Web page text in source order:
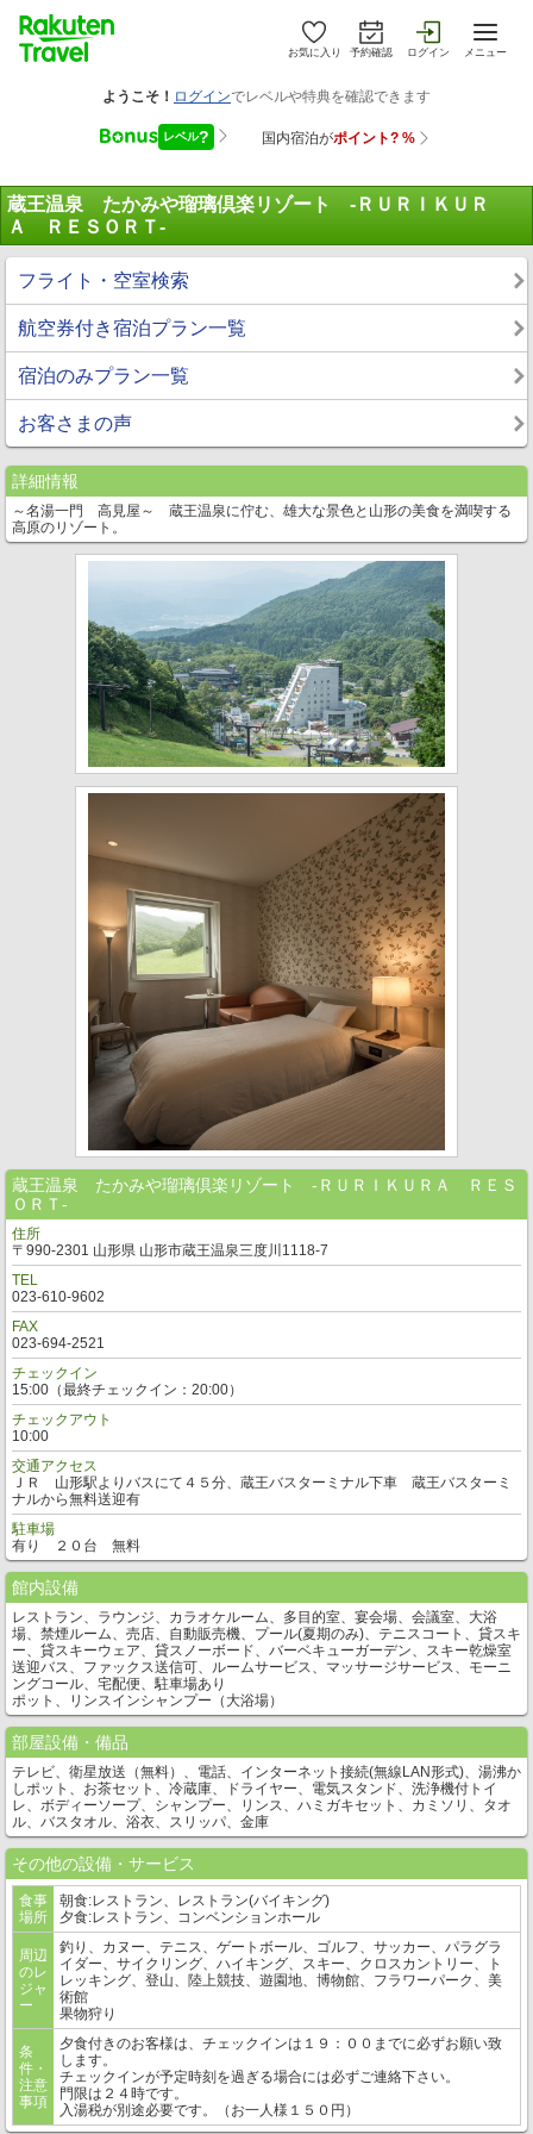
お気に入り 予約確認 ログイン メニュー
蔵王温泉 たかみや瑠璃倶楽リゾート ‐ＲＵＲＩＫＵＲ
Ａ ＲＥＳＯＲＴ‐
フライト・空室検索
航空券付き宿泊プラン一覧
宿泊のみプラン一覧
お客さまの声
詳細情報
～名湯一門 高見屋～ 蔵王温泉に佇む、雄大な景色と山形の美食を満喫する
高原のリゾート。
蔵王温泉 たかみや瑠璃倶楽リゾート ‐ＲＵＲＩＫＵＲＡ ＲＥＳ
ＯＲＴ‐
住所
〒990-2301 山形県 山形市蔵王温泉三度川1118-7
TEL
023-610-9602
FAX
023-694-2521
チェックイン
15:00（最終チェックイン：20:00）
チェックアウト
10:00
交通アクセス
ＪＲ 山形駅よりバスにて４５分、蔵王バスターミナル下車 蔵王バスターミ
ナルから無料送迎有
駐車場
有り ２０台 無料
館内設備
レストラン、ラウンジ、カラオケルーム、多目的室、宴会場、会議室、大浴
場、禁煙ルーム、売店、自動販売機、プール(夏期のみ)、テニスコート、貸スキ
ー、貸スキーウェア、貸スノーボード、バーベキューガーデン、スキー乾燥室
送迎バス、ファックス送信可、ルームサービス、マッサージサービス、モーニ
ングコール、宅配便、駐車場あり
ポット、リンスインシャンプー（大浴場）
部屋設備・備品
テレビ、衛星放送（無料）、電話、インターネット接続(無線LAN形式)、湯沸か
しポット、お茶セット、冷蔵庫、ドライヤー、電気スタンド、洗浄機付トイ
レ、ボディーソープ、シャンプー、リンス、ハミガキセット、カミソリ、タオ
ル、バスタオル、浴衣、スリッパ、金庫
その他の設備・サービス
食事
場所
朝食:レストラン、レストラン(バイキング)
夕食:レストラン、コンベンションホール
周辺
のレ
ジャ
ー
釣り、カヌー、テニス、ゲートボール、ゴルフ、サッカー、パラグラ
イダー、サイクリング、ハイキング、スキー、クロスカントリー、ト
レッキング、登山、陸上競技、遊園地、博物館、フラワーパーク、美
術館
果物狩り
条
件・
注意
事項
夕食付きのお客様は、チェックインは１９：００までに必ずお願い致
します。
チェックインが予定時刻を過ぎる場合には必ずご連絡下さい。
門限は２４時です。
入湯税が別途必要です。（お一人様１５０円）